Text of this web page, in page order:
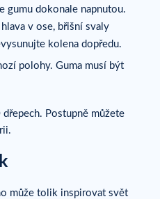
gumu dokonale napnutou.
v ose, břišní svaly
kolena dopředu.
polohy. Guma musí být
Postupně můžete
může tolik inspirovat svět